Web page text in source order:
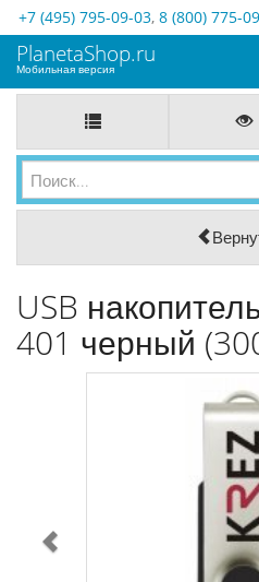
+7 (495) 795-09-03, 8 (800) 775-
PlanetaShop.ru
Мобильная версия
USB
401 черный